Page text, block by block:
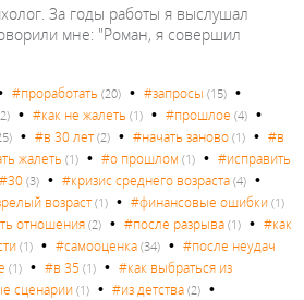
За годы работы я выслушал
мне: "Роман, я совершил
#проработать (20) • #запросы (15) •
• #как не жалеть (1) • #прошлое (4) •
• #в 30 лет(2) • #начать заново (1) • #в
жалеть (1) • #о прошлом (1) • #исправить
#30 (3) • #кризис среднего возраста (4) •
возраст(1) • #финансовые ошибки (1)
отношения(2) • #после разрыва (1) • #как
(1) • #самооценка (34) • #после неудач
(1) • #в 35 (1) • #как выбраться из
сценарии (1) • #из детства (2) •